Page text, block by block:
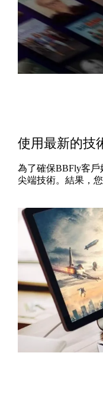
使用最新的技
為了確保BBFly客
尖端技術。結果，